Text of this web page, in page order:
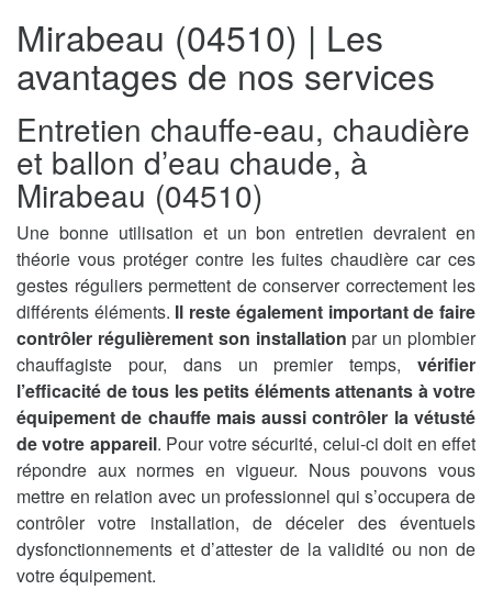
Mirabeau (04510) | Les
avantages de nos services
Entretien chauffe-eau, chaudière
et ballon d’eau chaude, à
Mirabeau (04510)
Une bonne utilisation et un bon entretien devraient en
théorie vous protéger contre les fuites chaudière car ces
gestes réguliers permettent de conserver correctement les
différents éléments. Il reste également important de faire
contrôler régulièrement son installation par un plombier
chauffagiste pour, dans un premier temps, vérifier
l’efficacité de tous les petits éléments attenants à votre
équipement de chauffe mais aussi contrôler la vétusté
de votre appareil. Pour votre sécurité, celui-ci doit en effet
répondre aux normes en vigueur. Nous pouvons vous
mettre en relation avec un professionnel qui s’occupera de
contrôler votre installation, de déceler des éventuels
dysfonctionnements et d’attester de la validité ou non de
votre équipement.